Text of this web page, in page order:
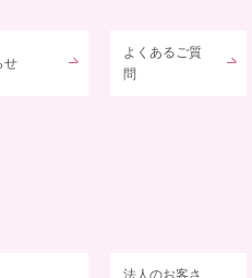
せ
よくあるご質
問
法人のお客さ